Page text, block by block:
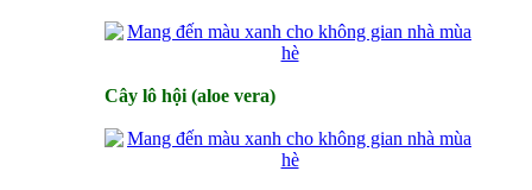
Cây lô hội (aloe vera)